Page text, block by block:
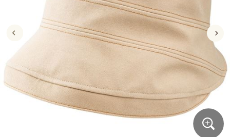
寝具・ベッド
カーテン・ラグ・ファブリック
美容・健康・サプリメント
制服・スクールすべて
制服・学生服
ジュニア・ティーンズ下着
大きいサイズ
大きいサイズ通販すべて
大きいサイズ レディース服
大きいサイズ レディース下着
バーゲン
バーゲンセール
シークレットセール
詳細検索
商品カテゴリ一覧
カーテン・ラグ・ファブリック
ジュニア・ティーンズ下着
大きいサイズ通販すべて
大きいサイズ レディース服
大きいサイズ レディース下着
大きいサイズ メンズ
バーゲン
バーゲンセール
シークレットセール
詳細検索
商品カテゴリ一覧
カタログ
カタログ・チラシからのご注文